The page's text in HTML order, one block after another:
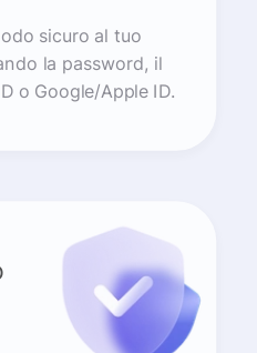
sicuro al tuo
la password, il
o Google/Apple ID.